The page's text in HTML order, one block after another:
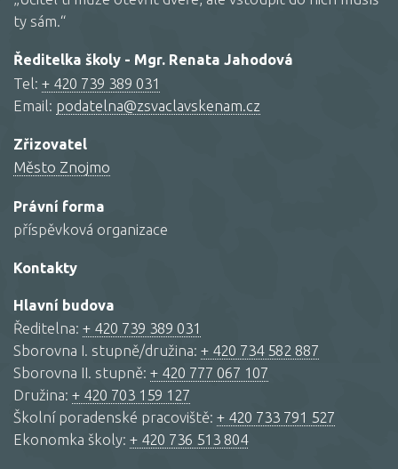
ty sám.“
Ředitelka školy - Mgr. Renata Jahodová
Tel: + 420 739 389 031
Email: podatelna@zsvaclavskenam.cz
Zřizovatel
Město Znojmo
Právní forma
příspěvková organizace
Kontakty
Hlavní budova
Ředitelna: + 420 739 389 031
Sborovna I. stupně/družina: + 420 734 582 887
Sborovna II. stupně: + 420 777 067 107
Družina: + 420 703 159 127
Školní poradenské pracoviště: + 420 733 791 527
Ekonomka školy: + 420 736 513 804